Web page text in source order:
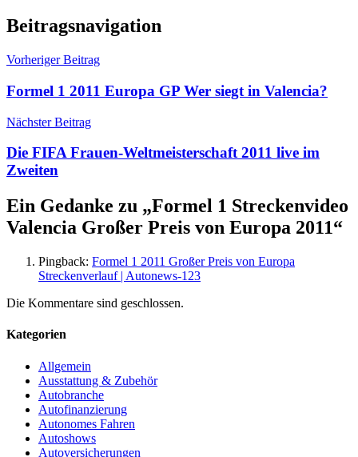
Beitragsnavigation
Vorheriger Beitrag
Formel 1 2011 Europa GP Wer siegt in Valencia?
Nächster Beitrag
Die FIFA Frauen-Weltmeisterschaft 2011 live im
Zweiten
Ein Gedanke zu „Formel 1 Streckenvideo
Valencia Großer Preis von Europa 2011“
Pingback: Formel 1 2011 Großer Preis von Europa
Streckenverlauf | Autonews-123
Die Kommentare sind geschlossen.
Kategorien
Allgemein
Ausstattung & Zubehör
Autobranche
Autofinanzierung
Autonomes Fahren
Autoshows
Autoversicherungen